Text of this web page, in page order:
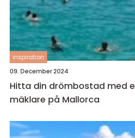
inspiration
09. December 2024
Hitta din drömbostad med
mäklare på Mallorca